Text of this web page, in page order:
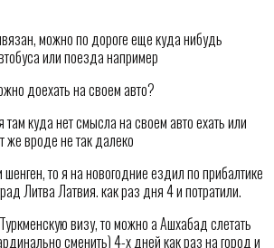
можно по дороге еще куда нибудь
или поезда например
доехать на своем авто?
там куда нет смысла на своем авто ехать или
же вроде не так далеко
то я на новогодние ездил по прибалтике
Литва Латвия. как раз дня 4 и потратили.
визу, то можно а Ашхабад слетать
сменить) 4-х дней как раз на город и